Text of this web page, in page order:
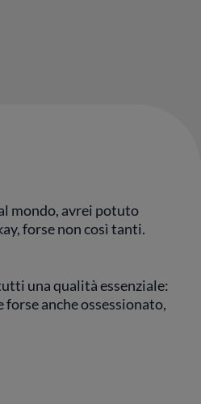
mondo, avrei potuto
forse non così tanti.
una qualità essenziale:
anche ossessionato,